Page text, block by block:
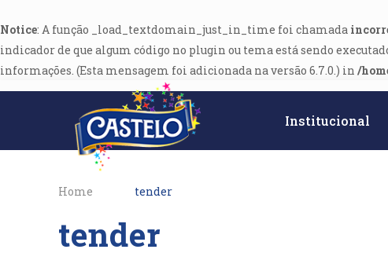
Notice: A função _load_textdomain_just_in_time foi chamada
indicador de que algum código no plugin ou tema está sendo
informações. (Esta mensagem foi adicionada na versão 6.7.0.) in /
Institucional
tender
Home tender